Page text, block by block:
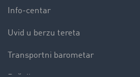
Info-centar
Uvid u berzu tereta
Transportni barometar